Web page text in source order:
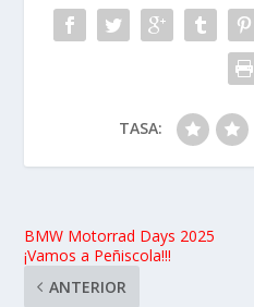
TASA:
BMW Motorrad Days 2025
¡Vamos a Peñiscola!!!
ANTERIOR